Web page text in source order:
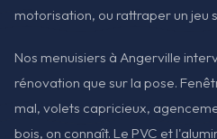
motorisation, ou rattraper un jeu
Nos menuisiers à Angerville
rénovation que sur la pose.
mal, volets capricieux,
bois, on connaît. Le PVC et